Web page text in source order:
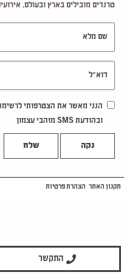
טרנדים מובילים בארץ ובעולם,
הנני מאשר את הצטרפותי
ובהודעת SMS מזהבי עצמון
נקה
התקשר
תקנון האתר הצהרת פרטיות